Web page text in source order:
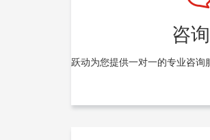
咨询
跃动为您提供一对一的专业咨询